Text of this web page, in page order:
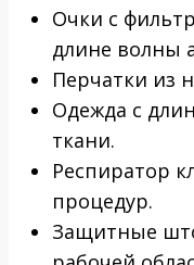
Очки с
длине волны
Перчатки из
Одежда с
ткани.
Респиратор
процедур.
Защитные